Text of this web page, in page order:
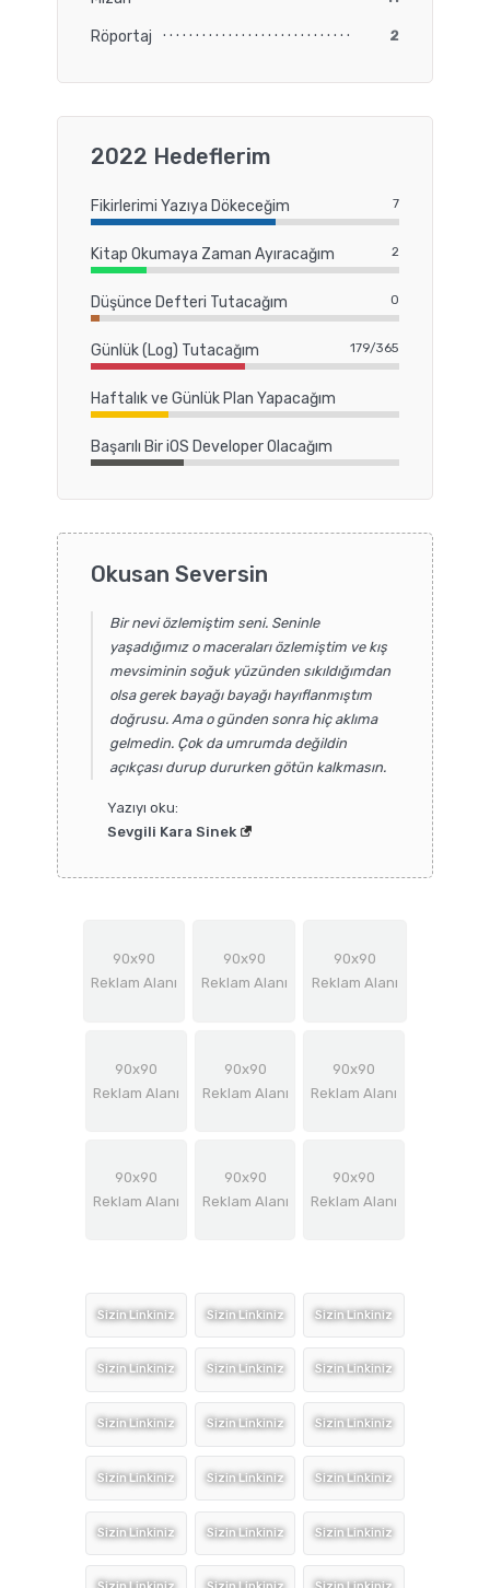
Röportaj 2
2022 Hedeflerim
Fikirlerimi Yazıya Dökeceğim 7
Kitap Okumaya Zaman Ayıracağım 2
Düşünce Defteri Tutacağım 0
Günlük (Log) Tutacağım 179/365
Haftalık ve Günlük Plan Yapacağım
Başarılı Bir iOS Developer Olacağım
Okusan Seversin
Bir nevi özlemiştim seni. Seninle
yaşadığımız o maceraları özlemiştim ve kış
mevsiminin soğuk yüzünden sıkıldığımdan
olsa gerek bayağı bayağı hayıflanmıştım
doğrusu. Ama o günden sonra hiç aklıma
gelmedin. Çok da umrumda değildin
açıkçası durup dururken götün kalkmasın.
Yazıyı oku:
Sevgili Kara Sinek
90x90
Reklam Alanı
90x90
Reklam Alanı
90x90
Reklam Alanı
90x90
Reklam Alanı
90x90
Reklam Alanı
90x90
Reklam Alanı
90x90
Reklam Alanı
90x90
Reklam Alanı
90x90
Reklam Alanı
Sizin Linkiniz
Sizin Linkiniz
Sizin Linkiniz
Sizin Linkiniz
Sizin Linkiniz
Sizin Linkiniz
Sizin Linkiniz
Sizin Linkiniz
Sizin Linkiniz
Sizin Linkiniz
Sizin Linkiniz
Sizin Linkiniz
Sizin Linkiniz Sizin Linkiniz Sizin Linkiniz